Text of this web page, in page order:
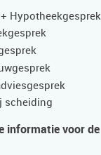
Hypotheekgesprek
scheiding
informatie voor de